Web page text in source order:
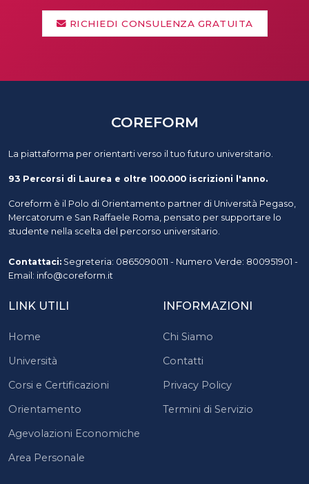
RICHIEDI CONSULENZA GRATUITA
COREFORM
La piattaforma per orientarti verso il tuo futuro universitario.
93 Percorsi di Laurea e oltre 100.000 iscrizioni l'anno.
Coreform è il Polo di Orientamento partner di Università Pegaso,
Mercatorum e San Raffaele Roma, pensato per supportare lo
studente nella scelta del percorso universitario.
Contattaci: Segreteria: 0865090011 - Numero Verde: 800951901 -
Email: info@coreform.it
LINK UTILI
Home
Università
Corsi e Certificazioni
Orientamento
Agevolazioni Economiche
Area Personale
INFORMAZIONI
Chi Siamo
Contatti
Privacy Policy
Termini di Servizio